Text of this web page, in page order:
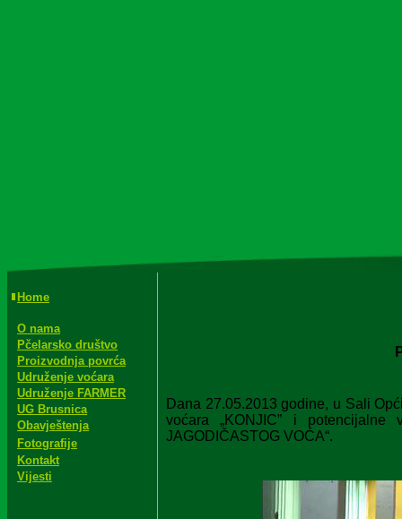
Home
O nama
Pčelarsko društvo
Proizvodnja povrća
Udruženje voćara
Udruženje FARMER
UG Brusnica
Obavještenja
Fotografije
Kontakt
Vijesti
Dana 27.05.2013 godine, u Sali
voćara „KONJIC” i potencijalne
JAGODIČASTOG VOĆA“.